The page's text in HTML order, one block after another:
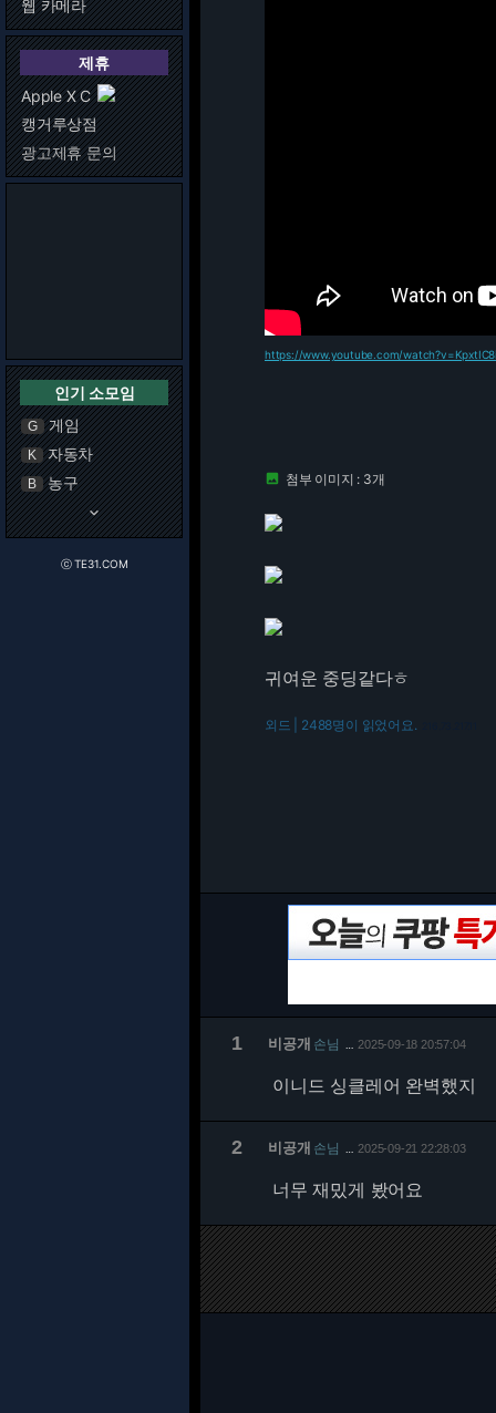
웹 카메라
제휴
Apple X C
캥거루상점
광고제휴 문의
인기 소모임
G 게임
K 자동차
B 농구
keyboard_arrow_down
ⓒ TE31.COM
https://www.youtube.com/
 첨부 이미지 : 3개
귀여운 중딩같다ㅎ
외드 | 2488명이 읽었어요.
1 비공개 손님 2025-09-18 20:57:04
이니드 싱클레어 완벽했지
2 비공개 손님 2025-09-21 22:28:03
너무 재밌게 봤어요